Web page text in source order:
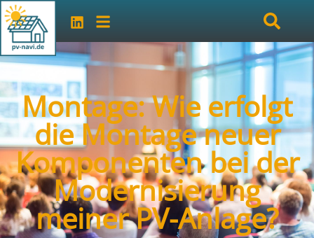
Montage: Wie erfolgt
die Montage neuer
Komponenten bei der
Modernisierung
meiner PV-Anlage?